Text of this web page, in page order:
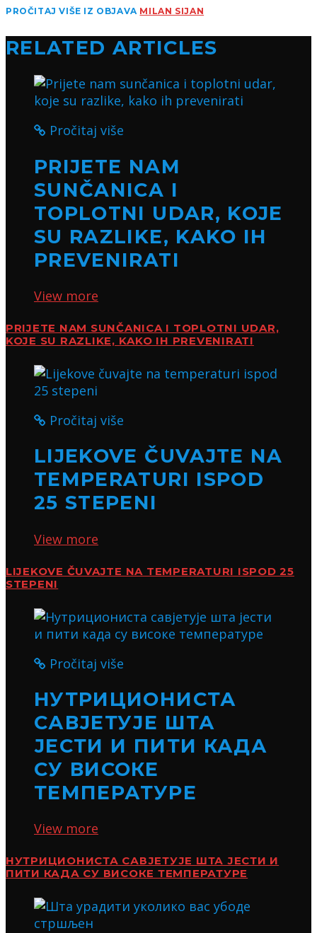
PROČITAJ VIŠE IZ OBJAVA MILAN SIJAN
RELATED ARTICLES
Pročitaj više
PRIJETE NAM
SUNČANICA I
TOPLOTNI UDAR, KOJE
SU RAZLIKE, KAKO IH
PREVENIRATI
View more
PRIJETE NAM SUNČANICA I TOPLOTNI UDAR,
KOJE SU RAZLIKE, KAKO IH PREVENIRATI
Pročitaj više
LIJEKOVE ČUVAJTE NA
TEMPERATURI ISPOD
25 STEPENI
View more
LIJEKOVE ČUVAJTE NA TEMPERATURI ISPOD 25
STEPENI
Pročitaj više
НУТРИЦИОНИСТА
САВЈЕТУЈЕ ШТА
ЈЕСТИ И ПИТИ КАДА
СУ ВИСОКЕ
ТЕМПЕРАТУРЕ
View more
НУТРИЦИОНИСТА САВЈЕТУЈЕ ШТА ЈЕСТИ И
ПИТИ КАДА СУ ВИСОКЕ ТЕМПЕРАТУРЕ